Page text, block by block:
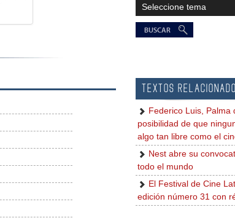
TEXTOS
Federico Luis, Palma
posibilidad de que
algo tan libre como el
Nest abre su
todo el mundo
El Festival de Cine
edición número 31 con